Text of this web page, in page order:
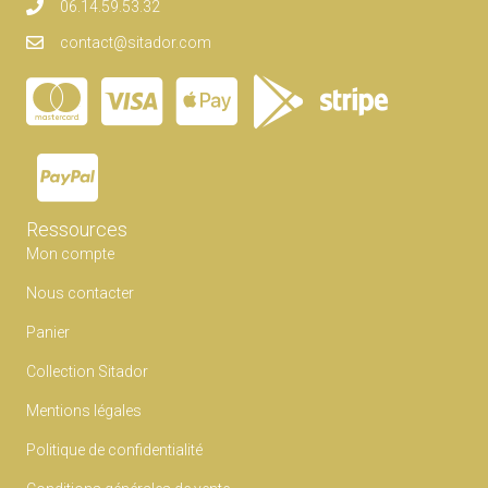
être
sur
la
06.14.59.53.32
contact@sitador.com
Ressources
Mon compte
Nous contacter
Panier
Collection Sitador
Mentions légales
Politique de confidentialité